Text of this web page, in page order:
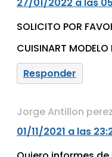
SOLICITO POR
CUISINART
Responder
Jorge Antillon perez
01/11/2021 a las